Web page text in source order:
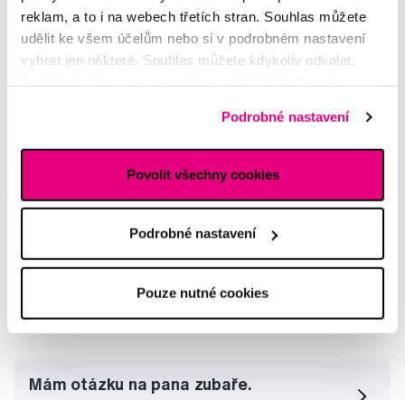
reklam, a to i na webech třetích stran. Souhlas můžete
udělit ke všem účelům nebo si v podrobném nastavení
vybrat jen některé. Souhlas můžete kdykoliv odvolat.
Podrobné nastavení
Povolit všechny cookies
Podrobné nastavení
Pouze nutné cookies
školáky, oranžový Lišák
599 Kč
Ihned na
13 prodejnách
Vybrané dotazy a články
Mám otázku na pana zubaře.